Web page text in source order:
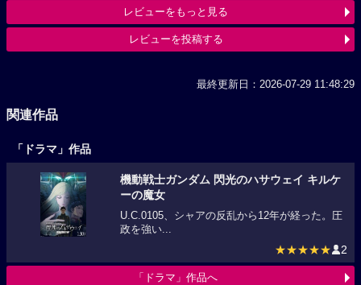
レビューをもっと見る
レビューを投稿する
最終更新日：2026-07-29 11:48:29
関連作品
「ドラマ」作品
機動戦士ガンダム 閃光のハサウェイ キルケ
ーの魔女
U.C.0105、シャアの反乱から12年が経った。圧
政を強い...
★★★★★ 2
「ドラマ」作品へ